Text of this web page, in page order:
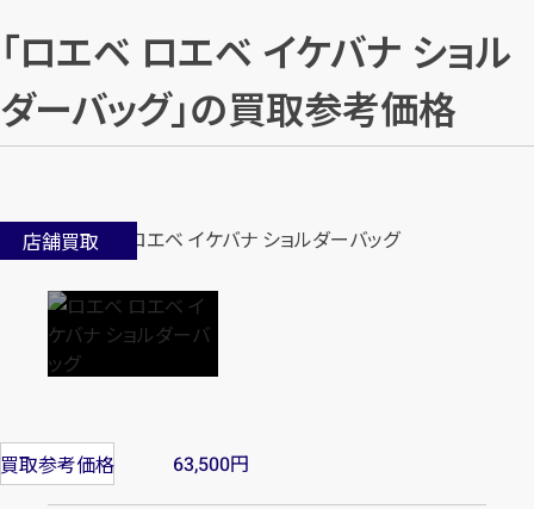
「ロエベ ロエベ イケバナ ショル
ダーバッグ」の買取参考価格
店舗買取
買取参考価格 63,500円